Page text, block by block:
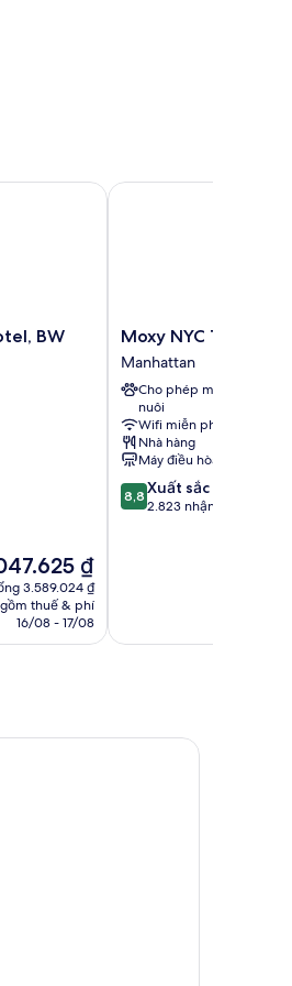
BW
₫
₫
3.589.024 ₫
thuế & phí
16/08 - 17/08
BW Signature Collection
Moxy
NYC
Times
Square
Manhattan
Moxy NYC Times
Manhattan
Cho phép mang vật
nuôi
Wifi miễn phí
Nhà hàng
Máy điều hòa
8.8
trên
8,8 Xuất sắc
2.823 nhận xét
Moxy NYC Times